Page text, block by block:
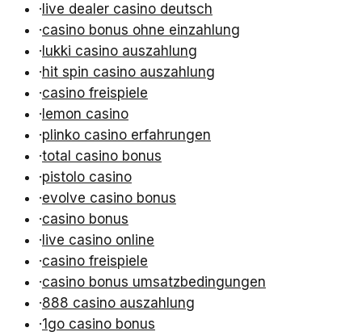
· live dealer casino deutsch
·casino bonus ohne einzahlung
· lukki casino auszahlung
·hit spin casino auszahlung
·casino freispiele
· lemon casino
·plinko casino erfahrungen
·total casino bonus
·pistolo casino
·evolve casino bonus
·casino bonus
· live casino online
·casino freispiele
·casino bonus umsatzbedingungen
·888 casino auszahlung
·1go casino bonus